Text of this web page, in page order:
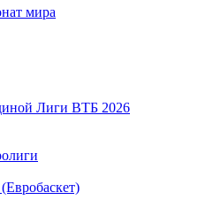
мира
Лиги ВТБ 2026